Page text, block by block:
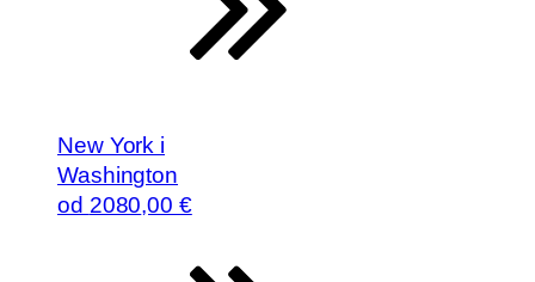
New York i
Washington
od 2080,00 €